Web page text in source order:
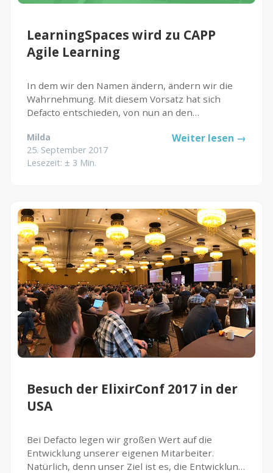
LearningSpaces wird zu CAPP
Agile Learning
In dem wir den Namen ändern, ändern wir die
Wahrnehmung. Mit diesem Vorsatz hat sich
Defacto entschieden, von nun an den
anderen Perspektive aus zu verfolgen. Für uns
ist Softwareentwicklung mehr, als nur...
Milda
25. September 2017
Lesezeit: ± 3 Min.
Weiter lesen →
Besuch der ElixirConf 2017 in der
USA
Bei Defacto legen wir großen Wert auf die
Entwicklung unserer eigenen Mitarbeiter.
Natürlich, denn unser Ziel ist es, die Entwicklung